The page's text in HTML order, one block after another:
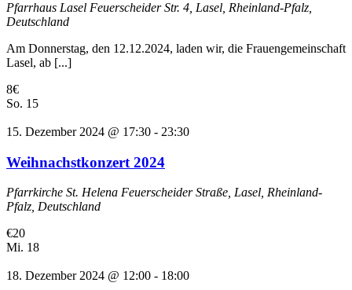
Pfarrhaus Lasel Feuerscheider Str. 4, Lasel, Rheinland-Pfalz,
Deutschland
Am Donnerstag, den 12.12.2024, laden wir, die Frauengemeinschaft
Lasel, ab [...]
8€
So. 15
15. Dezember 2024 @ 17:30 - 23:30
Weihnachstkonzert 2024
Pfarrkirche St. Helena Feuerscheider Straße, Lasel, Rheinland-
Pfalz, Deutschland
€20
Mi. 18
18. Dezember 2024 @ 12:00 - 18:00